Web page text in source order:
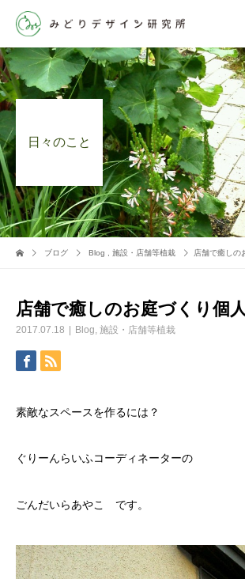
日々のこと
ブログ Blog 施設・店舗等植栽 店舗で癒しの
店舗で癒しのお庭づくり個
2017.07.18 Blog, 施設・店舗等植栽
素敵なスペースを作るには？
ぐりーんらいふコーディネーターの
ごんだいらあやこ です。